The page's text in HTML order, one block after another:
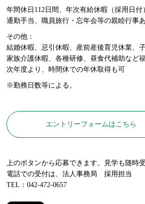
年間休日112日間、年次有給休暇（採用日付
通勤手当、職員旅行・忘年会等の親睦行事
その他：
結婚休暇、忌引休暇、産前産後育児休業、
家族介護休暇、各種研修、昼食代補助など
次年度より、時間休での年休取得も可
※勤務日数等による。
エントリーフォームはこちら
上のボタンから応募できます。見学も随時
電話での受付は、法人事務局 採用担当
TEL：042-472-0657